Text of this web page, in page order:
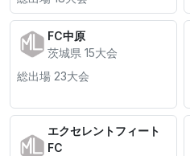
FC中原
茨城県 15大会
総出場 23大会
エクセレントフィート
FC